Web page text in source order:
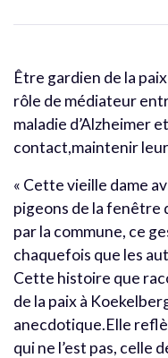
Être gardien de la
rôle de médiateur
maladie d’Alzheimer
contact,maintenir
« Cette vieille dame
pigeons de la fenêtre
par la commune, ce
chaquefois que les
Cette histoire que
de la paix à
anecdotique.Elle
qui ne l’est pas, celle